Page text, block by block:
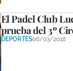
El Padel Club
prueba del 3º
DEPORTES06/03/2018